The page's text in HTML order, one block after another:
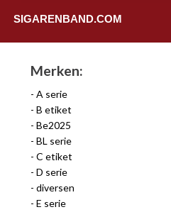
SIGARENBAND.COM
Merken:
A serie
B etiket
Be2025
BL serie
C etiket
D serie
diversen
E serie